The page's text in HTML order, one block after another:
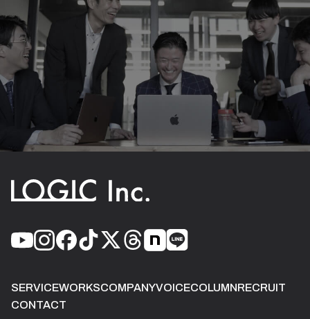
SERVICEWORKSCOMPANYVOICECOLUMNRECRUIT
CONTACT